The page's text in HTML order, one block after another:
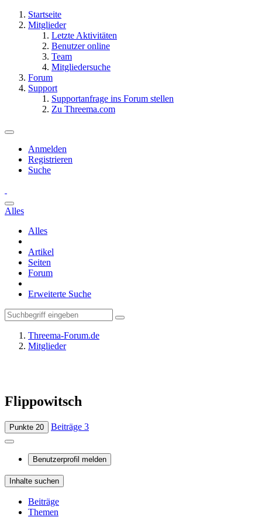
Startseite
Mitglieder
Letzte Aktivitäten
Benutzer online
Team
Mitgliedersuche
Forum
Support
Supportanfrage ins Forum stellen
Zu Threema.com
Anmelden
Registrieren
Suche
Alles
Alles
Artikel
Seiten
Forum
Erweiterte Suche
Threema-Forum.de
Mitglieder
Flippowitsch
Punkte 20 Beiträge 3
Benutzerprofil melden
Inhalte suchen
Beiträge
Themen